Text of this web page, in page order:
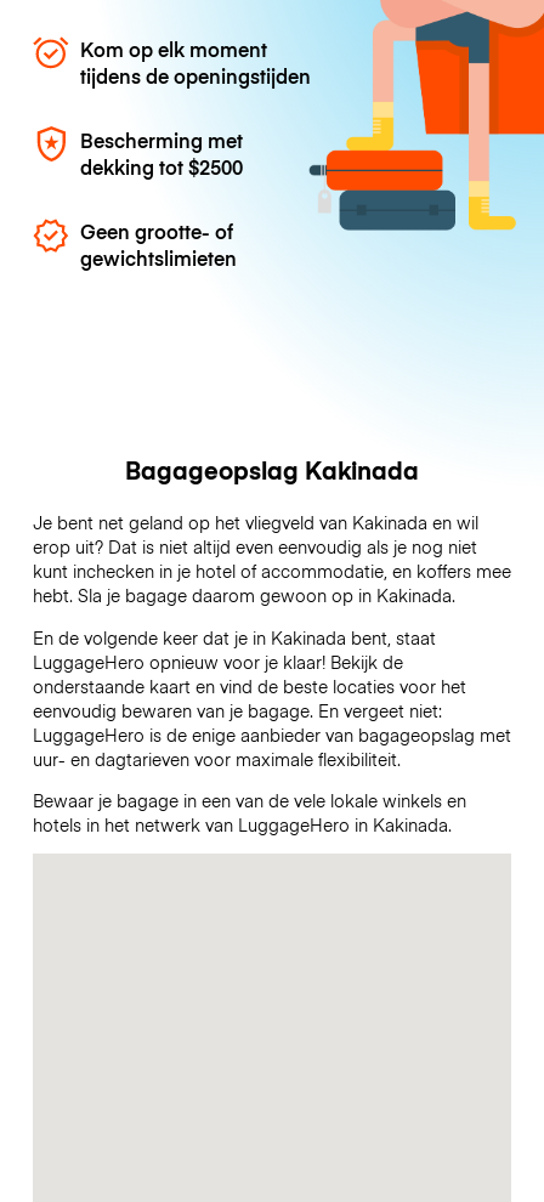
Kom op elk moment
tijdens de openingstijden
Bescherming met
dekking tot$2500
Geen grootte- of
gewichtslimieten
Bagageopslag Kakinada
Je bent net geland op het vliegveld van Kakinada en wil
erop uit? Dat is niet altijd even eenvoudig als je nog niet
kunt inchecken in je hotel of accommodatie, en koffers mee
hebt. Sla je bagage daarom gewoon op in Kakinada.
En de volgende keer dat je in Kakinada bent, staat
LuggageHero opnieuw voor je klaar! Bekijk de
onderstaande kaart en vind de beste locaties voor het
eenvoudig bewaren van je bagage. En vergeet niet:
LuggageHero is de enige aanbieder van bagageopslag met
uur- en dagtarieven voor maximale flexibiliteit.
Bewaar je bagage in een van de vele lokale winkels en
hotels in het netwerk van LuggageHero in Kakinada.